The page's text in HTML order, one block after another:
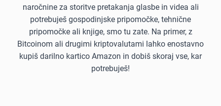
naročnine za storitve pretakanja glasbe in videa ali
potrebuješ gospodinjske pripomočke, tehnične
pripomočke ali knjige, smo tu zate. Na primer, z
Bitcoinom ali drugimi kriptovalutami lahko enostavno
kupiš darilno kartico Amazon in dobiš skoraj vse, kar
potrebuješ!